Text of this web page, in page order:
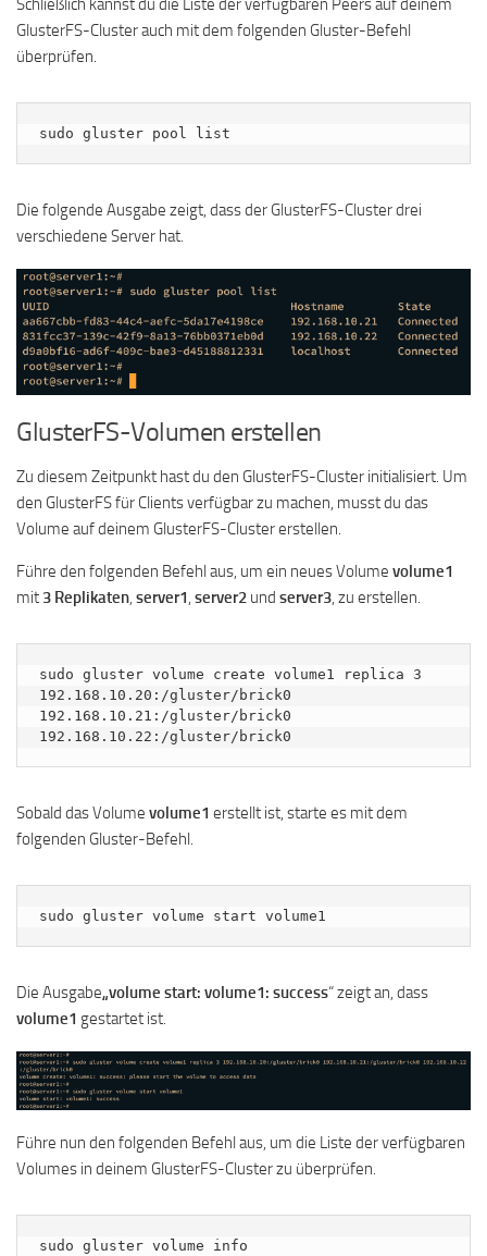
Schließlich kannst du die Liste der verfügbaren Peers auf deinem
GlusterFS-Cluster auch mit dem folgenden Gluster-Befehl
überprüfen.
sudo gluster pool list
Die folgende Ausgabe zeigt, dass der GlusterFS-Cluster drei
verschiedene Server hat.
GlusterFS-Volumen erstellen
Zu diesem Zeitpunkt hast du den GlusterFS-Cluster initialisiert. Um
den GlusterFS für Clients verfügbar zu machen, musst du das
Volume auf deinem GlusterFS-Cluster erstellen.
Führe den folgenden Befehl aus, um ein neues Volume volume1
mit 3 Replikaten, server1, server2 und server3, zu erstellen.
sudo gluster volume create volume1 replica 3
192.168.10.20:/gluster/brick0
192.168.10.21:/gluster/brick0
192.168.10.22:/gluster/brick0
Sobald das Volume volume1 erstellt ist, starte es mit dem
folgenden Gluster-Befehl.
sudo gluster volume start volume1
Die Ausgabe„volume start: volume1: success“ zeigt an, dass
volume1 gestartet ist.
Führe nun den folgenden Befehl aus, um die Liste der verfügbaren
Volumes in deinem GlusterFS-Cluster zu überprüfen.
sudo gluster volume info